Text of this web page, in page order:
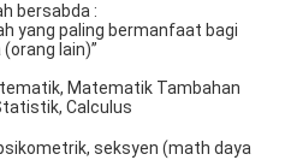
bersabda :
yang paling bermanfaat bagi
lain)”
Matematik Tambahan
Calculus
seksyen (math daya